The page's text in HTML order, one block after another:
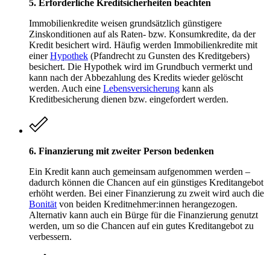
5. Erforderliche Kreditsicherheiten beachten
Immobilienkredite weisen grundsätzlich günstigere
Zinskonditionen auf als Raten- bzw. Konsumkredite, da der
Kredit besichert wird. Häufig werden Immobilienkredite mit
einerHypothek (Pfandrecht zu Gunsten des Kreditgebers)
besichert. Die Hypothek wird im Grundbuch vermerkt und
kann nach der Abbezahlung des Kredits wieder gelöscht
werden. Auch eine Lebensversicherung kann als
Kreditbesicherung dienen bzw. eingefordert werden.
6. Finanzierung mit zweiter Person bedenken
Ein Kredit kann auch gemeinsam aufgenommen werden –
dadurch können die Chancen auf ein günstiges Kreditangebot
erhöht werden. Bei einer Finanzierung zu zweit wird auch die
Bonität von beiden Kreditnehmer:innen herangezogen.
Alternativ kann auch ein Bürge für die Finanzierung genutzt
werden, um so die Chancen auf ein gutes Kreditangebot zu
verbessern.